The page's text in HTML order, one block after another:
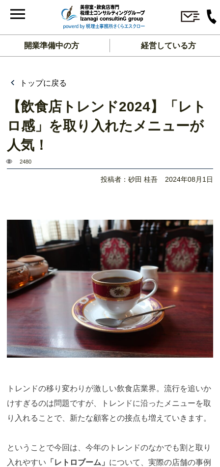
開業準備中の方 経営している方
トップに戻る
【飲食店トレンド2024】「レト
ロ感」を取り入れたメニューが
人気！
2480
投稿者：砂田 桂吾 2024年08月1日
トレンドの移り変わりが激しい飲食店業界。流行を追いか
けすぎるのは問題ですが、トレンドに沿ったメニューを取
り入れることで、新たな顧客との接点も増えていきます。
ということで今回は、今年のトレンドのなかでも割と取り
入れやすい 「レトロブーム」 について、実際の店舗の事例